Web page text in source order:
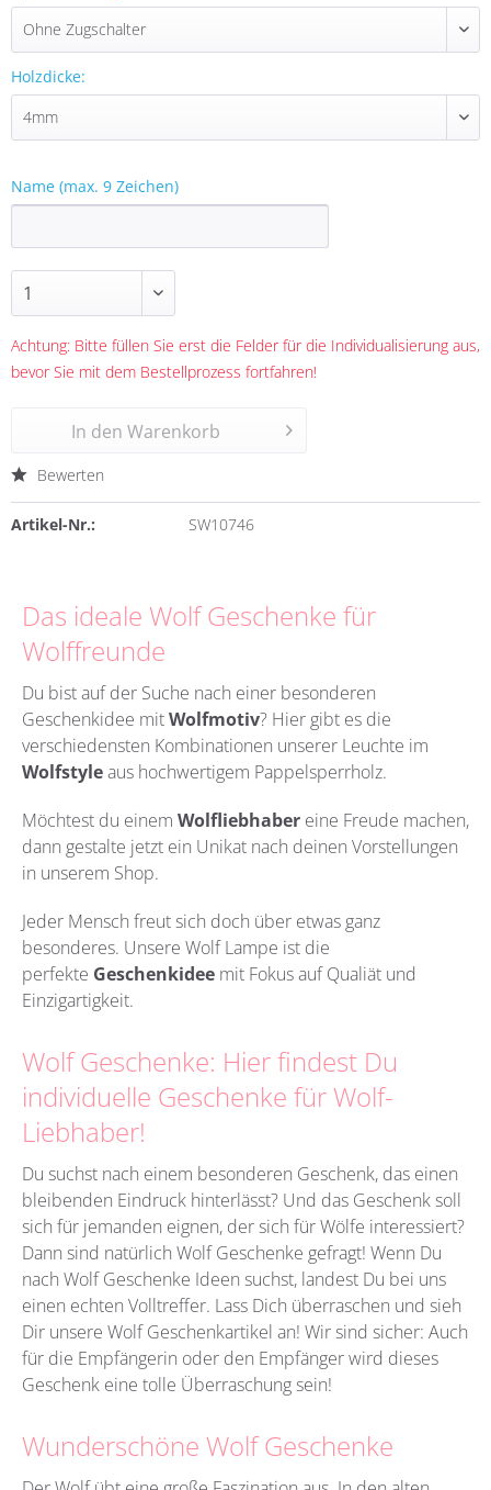
Holzdicke:
Name (max. 9 Zeichen)
Achtung: Bitte füllen Sie erst die Felder für die Individualisierung aus,
bevor Sie mit dem Bestellprozess fortfahren!
In den Warenkorb
Bewerten
Artikel-Nr.: SW10746
Das ideale Wolf Geschenke für
Wolffreunde
Du bist auf der Suche nach einer besonderen
Geschenkidee mitWolfmotiv? Hier gibt es die
verschiedensten Kombinationen unserer Leuchte im
Wolfstyleaus hochwertigem Pappelsperrholz.
Möchtest du einem Wolfliebhaber eine Freude machen,
dann gestalte jetzt ein Unikat nach deinen Vorstellungen
in unserem Shop.
Jeder Mensch freut sich doch über etwas ganz
besonderes. Unsere Wolf Lampe ist die
perfekte Geschenkidee mit Fokus auf Qualiät und
Einzigartigkeit.
Wolf Geschenke: Hier findest Du
individuelle Geschenke für Wolf-
Liebhaber!
Du suchst nach einem besonderen Geschenk, das einen
bleibenden Eindruck hinterlässt? Und das Geschenk soll
sich für jemanden eignen, der sich für Wölfe interessiert?
Dann sind natürlich Wolf Geschenke gefragt! Wenn Du
nach Wolf Geschenke Ideen suchst, landest Du bei uns
einen echten Volltreffer. Lass Dich überraschen und sieh
Dir unsere Wolf Geschenkartikel an! Wir sind sicher: Auch
für die Empfängerin oder den Empfänger wird dieses
Geschenk eine tolle Überraschung sein!
Wunderschöne Wolf Geschenke